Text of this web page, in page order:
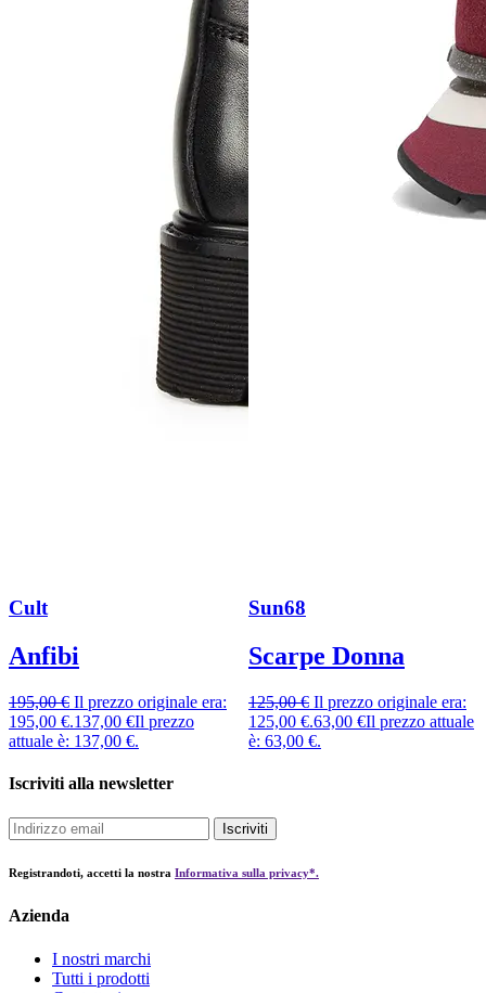
Cult
Anfibi
195,00€ Il prezzo originale era:
195,00 €.137,00 €Il prezzo
attuale è: 137,00 €.
Sun68
Scarpe Donna
125,00€ Il prezzo originale era:
125,00 €.63,00 €Il prezzo attuale
è: 63,00 €.
Iscriviti alla newsletter
Iscriviti
Registrandoti, accetti la nostra Informativa sulla privacy*.
Azienda
I nostri marchi
Tutti i prodotti